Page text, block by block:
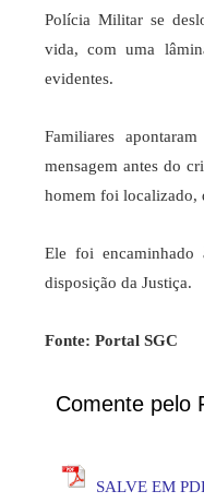
Polícia Militar se
vida, com uma
evidentes.
Familiares
mensagem antes do
homem foi localizado,
Ele foi
disposição da Justiça.
Fonte: Portal SGC
Comente pelo
SALVE EM